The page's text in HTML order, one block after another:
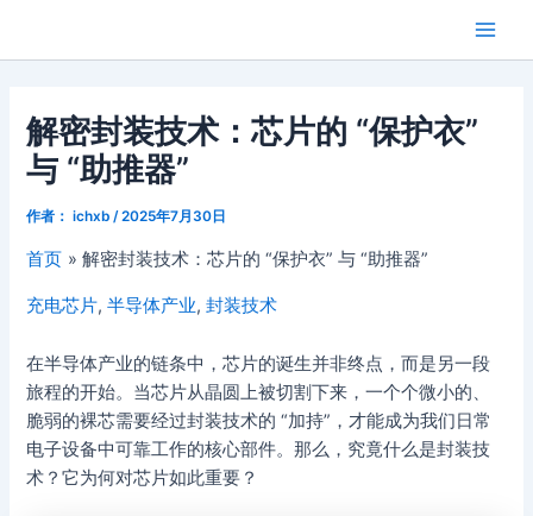
Main
解密封装技术：芯片的 “保护衣”
与 “助推器”
作者： ichxb/2025年7月30日
首页 解密封装技术：芯片的 “保护衣” 与 “助推器”
充电芯片,半导体产业,封装技术
在半导体产业的链条中，芯片的诞生并非终点，而是另一段
旅程的开始。当芯片从晶圆上被切割下来，一个个微小的、
脆弱的裸芯需要经过封装技术的 “加持”，才能成为我们日常
电子设备中可靠工作的核心部件。那么，究竟什么是封装技
术？它为何对芯片如此重要？